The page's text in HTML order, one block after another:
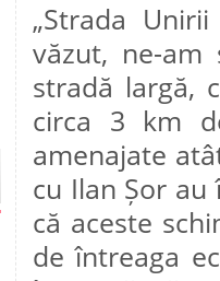
„Strada
văzut, ne-
stradă largă,
circa 3 km
amenajate
cu Ilan Șor
că aceste
de întreaga